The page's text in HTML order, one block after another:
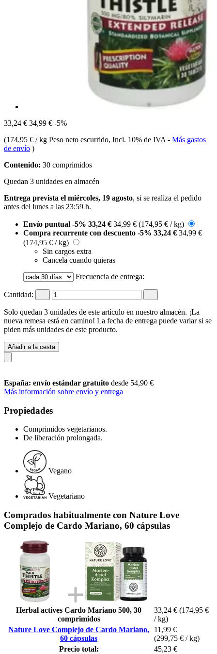
33,24 € 34,99 € -5%
(174,95 € / kg Peso neto escurrido, Incl. 10% de IVA - Más gastos
de envío )
Contenido: 30 comprimidos
Quedan 3 unidades en almacén
Entrega prevista el miércoles, 19 agosto, si se realiza el pedido
antes del lunes a las 23:59 h.
Envío puntual -5% 33,24 € 34,99 € (174,95 € / kg)
Compra recurrente con descuento -5% 33,24 € 34,99 €
(174,95 € / kg)
Sin cargos extra
Cancela cuando quieras
Frecuencia de entrega:
Cantidad:
Solo quedan 3 unidades de este artículo en nuestro almacén. ¡La
nueva remesa está en camino! La fecha de entrega puede variar si se
piden más unidades de este producto.
Añadir a la cesta
España: envío estándar gratuito desde 54,90 €
Más información sobre envío y entrega
Propiedades
Comprimidos vegetarianos.
De liberación prolongada.
Vegano
Vegetariano
Comprados habitualmente con Nature Love
Complejo de Cardo Mariano, 60 cápsulas
Herbal actives Cardo Mariano 500, 30
comprimidos
33,24 € (174,95 €
/ kg)
Nature Love Complejo de Cardo Mariano,
60 cápsulas
11,99 €
(299,75 € / kg)
Precio total:
45,23 €